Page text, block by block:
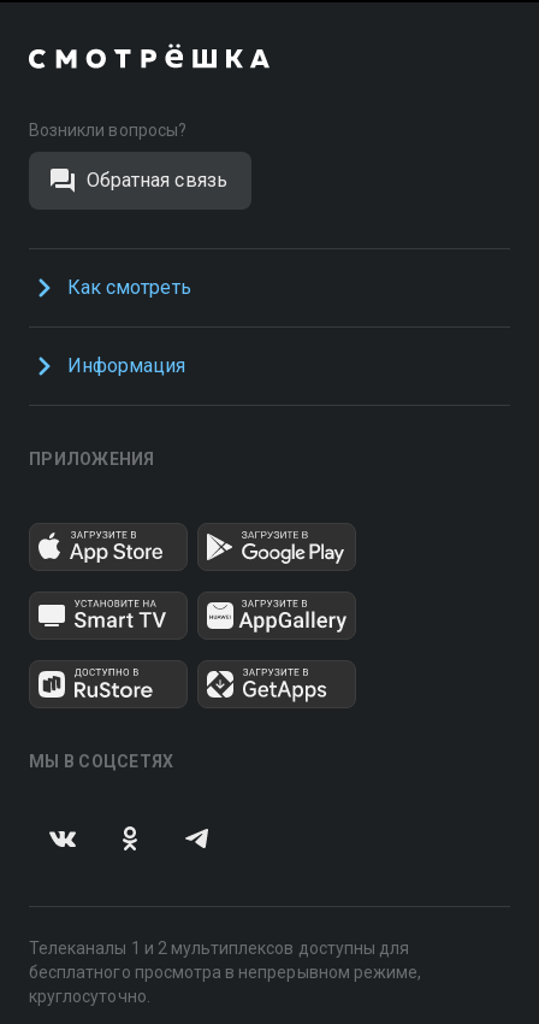
Возникли вопросы?
Обратная связь
Как смотреть
Информация
ПРИЛОЖЕНИЯ
МЫ В СОЦСЕТЯХ
Телеканалы 1 и 2 мультиплексов доступны для
бесплатного просмотра в непрерывном режиме,
круглосуточно.